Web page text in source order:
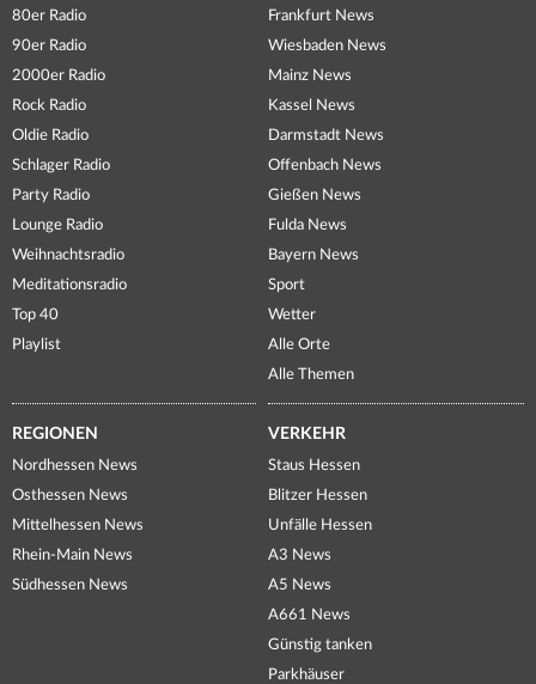
80er Radio
90er Radio
2000er Radio
Rock Radio
Oldie Radio
Schlager Radio
Party Radio
Lounge Radio
Weihnachtsradio
Meditationsradio
Top 40
Playlist
Frankfurt News
Wiesbaden News
Mainz News
Kassel News
Darmstadt News
Offenbach News
Gießen News
Fulda News
Bayern News
Sport
Wetter
Alle Orte
Alle Themen
REGIONEN
Nordhessen News
Osthessen News
Mittelhessen News
Rhein-Main News
Südhessen News
VERKEHR
Staus Hessen
Blitzer Hessen
Unfälle Hessen
A3 News
A5 News
A661 News
Günstig tanken
Parkhäuser